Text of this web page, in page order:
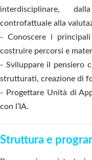
interdisciplinare,
controfattuale alla
- Conoscere i
costruire percorsi e
- Sviluppare il pensiero
strutturati, creazione di
- Progettare Unità di
con l’IA.
Struttura e